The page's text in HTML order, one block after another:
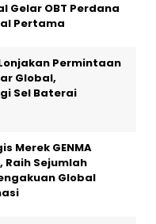
Gelar OBT Perdana
Pertama
Permintaan
Global,
Sel Baterai
Merek GENMA
Raih Sejumlah
Global